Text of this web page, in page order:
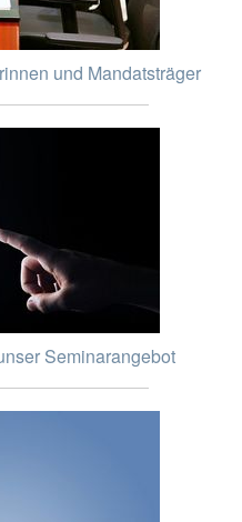
und Mandatsträger
Seminarangebot